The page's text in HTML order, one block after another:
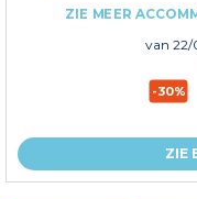
ZIE MEER
van 22/
-30%
ZIE